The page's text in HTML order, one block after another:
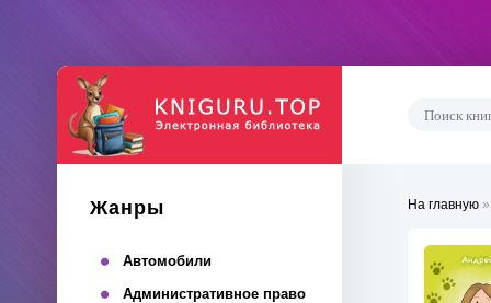
Жанры
Автомобили
Административное право
На главную